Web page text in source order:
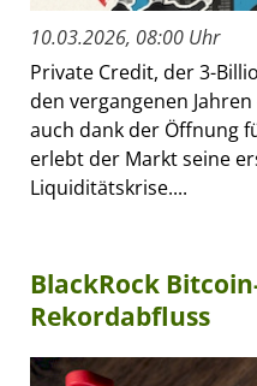
10.03.2026, 08:00 Uhr
Private Credit, der 3-
den vergangenen
auch dank der Öffnung
erlebt der Markt seine
Liquiditätskrise....
BlackRock
Rekordabfluss